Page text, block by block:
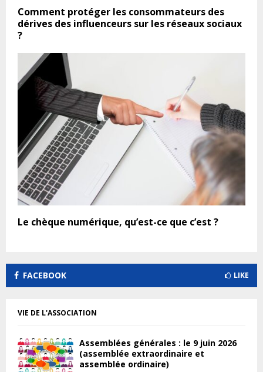
Comment protéger les consommateurs des
dérives des influenceurs sur les réseaux sociaux
?
Le chèque numérique, qu’est-ce que c’est ?
FACEBOOK LIKE
VIE DE L'ASSOCIATION
Assemblées générales : le 9 juin 2026
(assemblée extraordinaire et
assemblée ordinaire)